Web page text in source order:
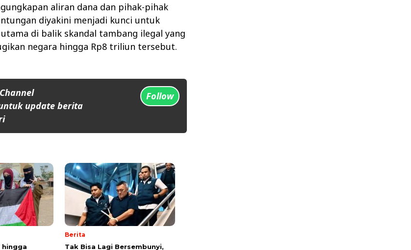
aliran dana dan pihak-pihak
diyakini menjadi kunci untuk
di balik skandal tambang ilegal yang
negara hingga Rp8 triliun tersebut.
update berita
Follow
hingga
Berita
Tak Bisa Lagi Bersembunyi,